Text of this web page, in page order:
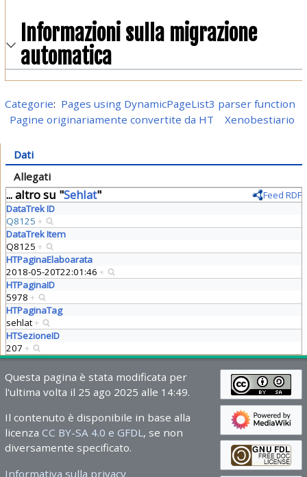
Informazioni sulla migrazione
automatica
Categorie: Pages using DynamicPageList3 parser function
Pagine originariamente convertite da HT
Xenobestiario
Dati
Allegati
... altro su "Sehlat"
Feed RDF
DataTrek ID
Q8125 +
DataTrek Item
Q8125 +
HTPaginaElaboarata
2018-05-20T22:01:46 +
HTPaginaID
5978 +
HTPaginaTag
sehlat+
HTSezioneID
207 +
Questa pagina è stata modificata per
l'ultima volta il 25 ago 2025 alle 14:49.
Il contenuto è disponibile in base alla
licenza CC BY-SA 4.0 e GFDL, se non
diversamente specificato.
Informativa sulla privacy